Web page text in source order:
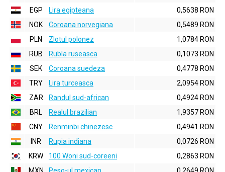
EGP
Lira egipteana
0,5638 RON
NOK
Coroana norvegiana
0,5489 RON
PLN
Zlotul polonez
1,0784 RON
RUB
Rubla ruseasca
0,1073 RON
SEK
Coroana suedeza
0,4778 RON
TRY
Lira turceasca
2,0954 RON
ZAR
Randul sud-african
0,4924 RON
BRL
Realul brazilian
1,9357 RON
CNY
Renminbi chinezesc
0,4941 RON
INR
Rupia indiana
0,0726 RON
KRW
100 Woni sud-coreeni
0,2863 RON